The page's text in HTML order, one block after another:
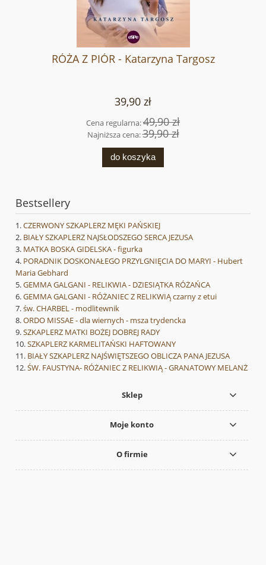
RÓŻA Z PIÓR - Katarzyna Targosz
39,90 zł
Cena regularna:49,90 zł
Najniższa cena:39,90 zł
do koszyka
Bestsellery
CZERWONY SZKAPLERZ MĘKI PAŃSKIEJ
BIAŁY SZKAPLERZ NAJSŁODSZEGO SERCA JEZUSA
MATKA BOSKA GIDELSKA - figurka
PORADNIK DOSKONAŁEGO PRZYLGNIĘCIA DO MARYI - Hubert
Maria Gebhard
GEMMA GALGANI - RELIKWIA - DZIESIĄTKA RÓŻAŃCA
GEMMA GALGANI - RÓŻANIEC Z RELIKWIĄ czarny z etui
św. CHARBEL - modlitewnik
ORDO MISSAE - dla wiernych - msza trydencka
SZKAPLERZ MATKI BOŻEJ DOBREJ RADY
SZKAPLERZ KARMELITAŃSKI HAFTOWANY
BIAŁY SZKAPLERZ NAJŚWIĘTSZEGO OBLICZA PANA JEZUSA
ŚW. FAUSTYNA- RÓŻANIEC Z RELIKWIĄ - GRANATOWY MELANŻ
Sklep
Moje konto
O firmie